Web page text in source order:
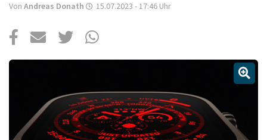
Tipps
Magazine
Über uns
Mac Life+
Von Andreas Donath 15.07.2023 - 17:46 Uhr